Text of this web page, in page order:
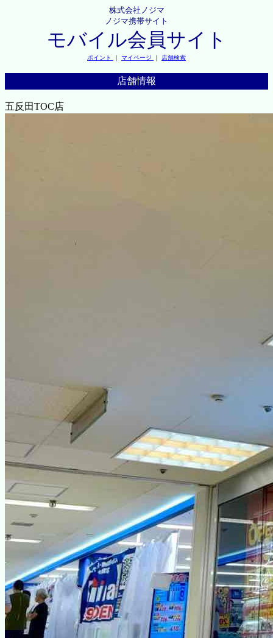
株式会社ノジマ
ノジマ携帯サイト
モバイル会員サイト
ポイント ｜ マイページ ｜ 店舗検索
店舗情報
五反田TOC店